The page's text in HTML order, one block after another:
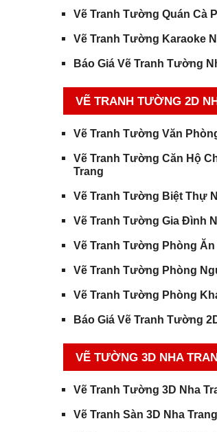
Vẽ Tranh Tường Quán Cà
Vẽ Tranh Tường Karaoke
Báo Giá Vẽ Tranh Tường
VẼ TRANH TƯỜNG 2D
Vẽ Tranh Tường Văn
Vẽ Tranh Tường Căn Hộ
Trang
Vẽ Tranh Tường Biệt Thự
Vẽ Tranh Tường Gia Đình
Vẽ Tranh Tường Phòng Ăn
Vẽ Tranh Tường Phòng
Vẽ Tranh Tường Phòng
Báo Giá Vẽ Tranh Tường
VẼ TƯỜNG 3D NHA
Vẽ Tranh Tường 3D Nha
Vẽ Tranh Sàn 3D Nha Trang